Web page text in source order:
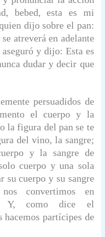
bebed, esta es mi
dijo sobre el pan:
atreverá en adelante
y dijo: Esta es
dudar y decir que
persuadidos de
el cuerpo y la
la figura del pan se te
del vino, la sangre;
y la sangre de
cuerpo y una sola
su cuerpo y su sangre
convertimos en
Y, como dice el
hacemos partícipes de